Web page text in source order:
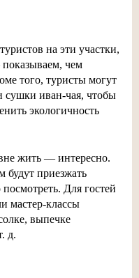
на эти участки,
чем
того, туристы могут
сушки иван-чая, чтобы
экологичность
жить — интересно.
будут приезжать
Для гостей
мастер-классы
выпечке
д.